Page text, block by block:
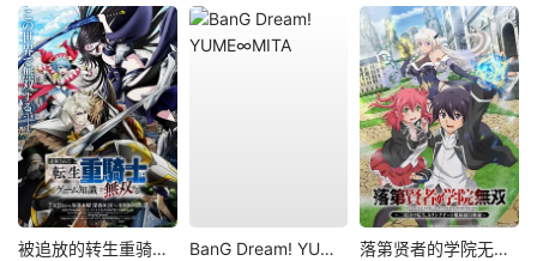
被追放的转生重骑士用游戏知识开无双 BanG Dream! YUME∞MITA 落第贤者的学院无双第二回转生，S等级作弊魔术师冒险记